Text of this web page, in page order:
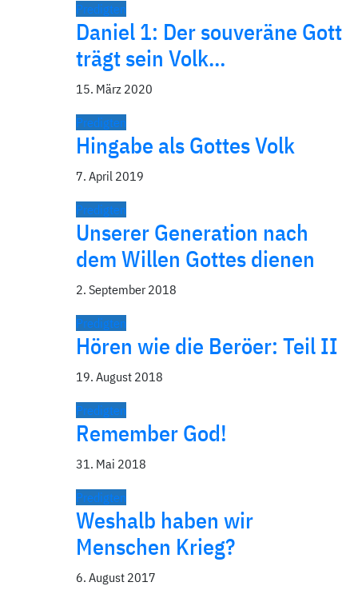
Predigten
Daniel 1: Der souveräne Gott
trägt sein Volk…
15. März 2020
Predigten
Hingabe als Gottes Volk
7. April 2019
Predigten
Unserer Generation nach
dem Willen Gottes dienen
2. September 2018
Predigten
Hören wie die Beröer: Teil II
19. August 2018
Predigten
Remember God!
31. Mai 2018
Predigten
Weshalb haben wir
Menschen Krieg?
6. August 2017